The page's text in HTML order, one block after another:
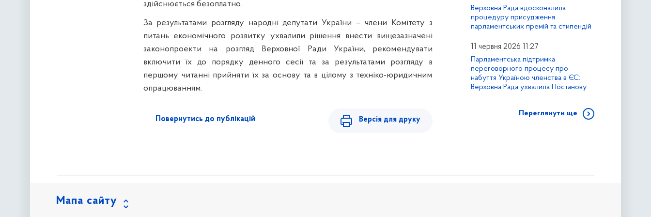
здійснюється безоплатно.
За результатами розгляду народні депутати України – члени Комітету з
питань економічного розвитку ухвалили рішення внести вищезазначені
законопроекти на розгляд Верховної Ради України, рекомендувати
включити їх до порядку денного сесії та за результатами розгляду в
першому читанні прийняти їх за основу та в цілому з техніко-юридичним
опрацюванням.
Повернутись до публікацій Версія для друку
Верховна Рада вдосконалила
процедуру присудження
парламентських премій та стипендій
11 червня 2026 11:27
Парламентська підтримка
переговорного процесу про
набуття Україною членства в ЄС:
Верховна Рада ухвалила Постанову
Переглянути ще
Мапа сайту